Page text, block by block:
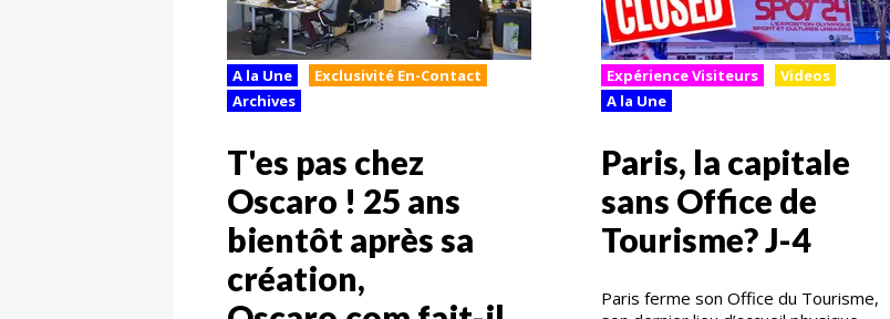
A la Une
Exclusivité En-Contact
Archives
T'es pas chez
Oscaro ! 25 ans
bientôt après sa
création,
Expérience Visiteurs
Videos
A la Une
Paris, la capitale
sans Office de
Tourisme? J-4
Paris ferme son Office du Tourisme,